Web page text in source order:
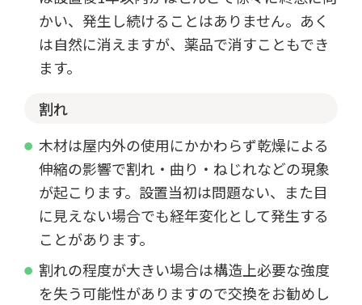
かい、発生し続けることはありません。あく
は自然に消えますが、薬品で消すこともでき
ます。
割れ
木材は屋内外の使用にかかわらず乾燥による
伸縮の影響で割れ・曲り・ねじれなどの現象
が起こります。設置当初は問題ない、また目
に見えない場合でも経年変化として発生する
ことがあります。
割れの程度が大きい場合は構造上必要な強度
を失う可能性がありますので交換をお勧めし